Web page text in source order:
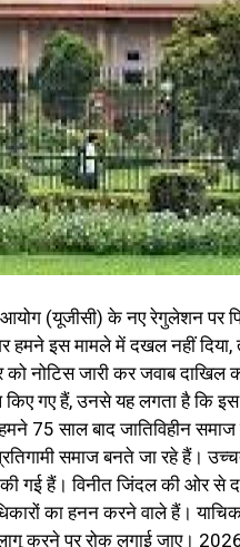
आयोग (यूजीसी) के नए रेगुलेशन पर
हमने इस मामले में दखल नहीं
नोटिस जारी कर जवाब
गए हैं, उनसे यह लगता है कि
75 साल बाद जातिविहीन
समाज बनते जा रहे हैं।
गई हैं। विनीत जिंदल की ओर से
का हनन करने वाले हैं।
करने पर रोक लगाई जाए।